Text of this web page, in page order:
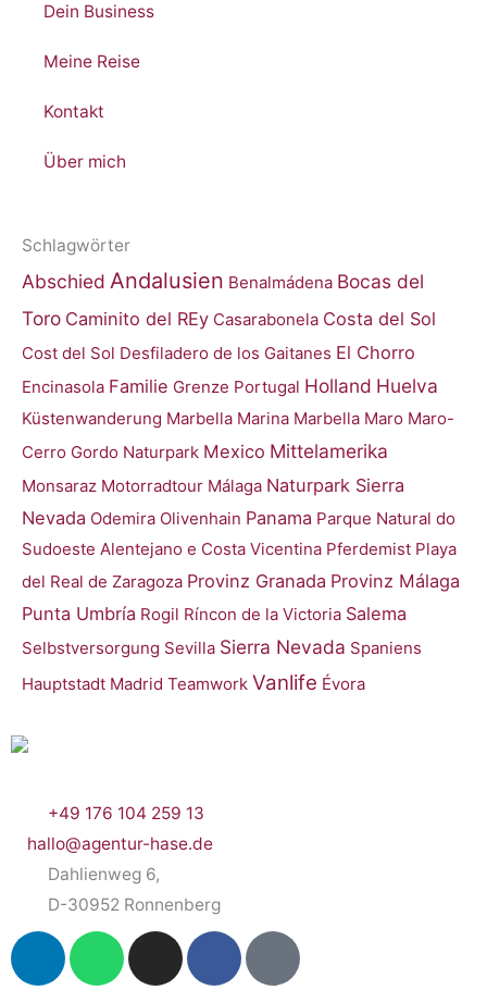
Dein Business
Meine Reise
Kontakt
Über mich
Schlagwörter
Abschied Andalusien Benalmádena Bocas del
Toro Caminito del REy Casarabonela Costa del Sol
Cost del Sol Desfiladero de los Gaitanes El Chorro
Encinasola Familie Grenze Portugal Holland Huelva
Küstenwanderung Marbella Marina Marbella Maro Maro-
Cerro Gordo Naturpark Mexico Mittelamerika
Monsaraz Motorradtour Málaga Naturpark Sierra
Nevada Odemira Olivenhain Panama Parque Natural do
Sudoeste Alentejano e Costa Vicentina Pferdemist Playa
del Real de Zaragoza Provinz Granada Provinz Málaga
Punta Umbría Rogil Ríncon de la Victoria Salema
Selbstversorgung Sevilla Sierra Nevada Spaniens
Hauptstadt Madrid Teamwork Vanlife Évora
+49 176 104 259 13
hallo@agentur-hase.de
Dahlienweg 6,
D-30952 Ronnenberg
L
W
I
F
S
m